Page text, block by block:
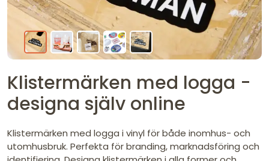
Klistermärken med logga -
designa själv online
Klistermärken med logga i vinyl för både inomhus- och
utomhusbruk. Perfekta för branding, marknadsföring och